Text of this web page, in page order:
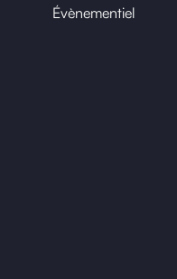
Évènementiel